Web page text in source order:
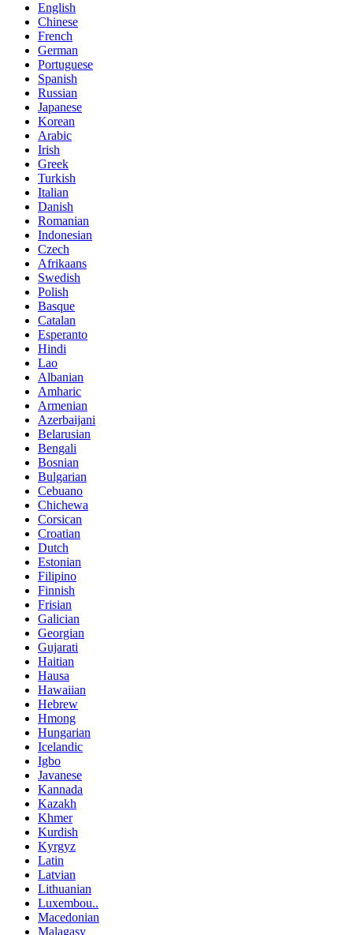
English
Chinese
French
German
Portuguese
Spanish
Russian
Japanese
Korean
Arabic
Irish
Greek
Turkish
Italian
Danish
Romanian
Indonesian
Czech
Afrikaans
Swedish
Polish
Basque
Catalan
Esperanto
Hindi
Lao
Albanian
Amharic
Armenian
Azerbaijani
Belarusian
Bengali
Bosnian
Bulgarian
Cebuano
Chichewa
Corsican
Croatian
Dutch
Estonian
Filipino
Finnish
Frisian
Galician
Georgian
Gujarati
Haitian
Hausa
Hawaiian
Hebrew
Hmong
Hungarian
Icelandic
Igbo
Javanese
Kannada
Kazakh
Khmer
Kurdish
Kyrgyz
Latin
Latvian
Lithuanian
Luxembou..
Macedonian
Malagasy